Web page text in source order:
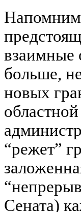
взаимные
больше,
новых
“режет”
Сената)